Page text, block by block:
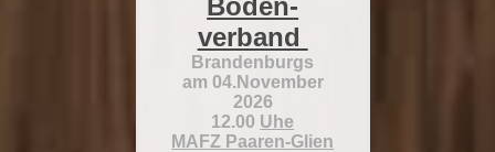
verband
Brandenburgs
am 04.November
2026
12.00 Uhe
MAFZ Paaren-Glien